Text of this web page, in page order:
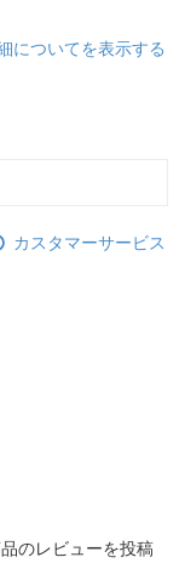
についてを表示する
カスタマーサービス
のレビューを投稿